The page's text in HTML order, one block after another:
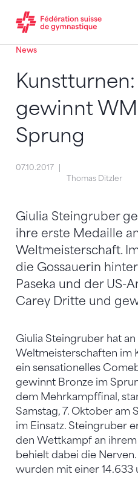
Passer au contenu
Naviguer vers le plan du siten
JavaScript est nécessaire
News
gewinnt
Sprung
07.10.2017
Thomas Ditzler
Giulia Steingruber
ihre erste Medaille
Weltmeisterschaft.
die Gossauerin
Paseka und der US-
Carey Dritte und
Giulia Steingruber hat an
Weltmeisterschaften im
ein sensationelles
gewinnt Bronze im
dem Mehrkampffinal,
Samstag, 7. Oktober am
im Einsatz. Steingruber
den Wettkampf an
behielt dabei die
wurden mit einer 14.633